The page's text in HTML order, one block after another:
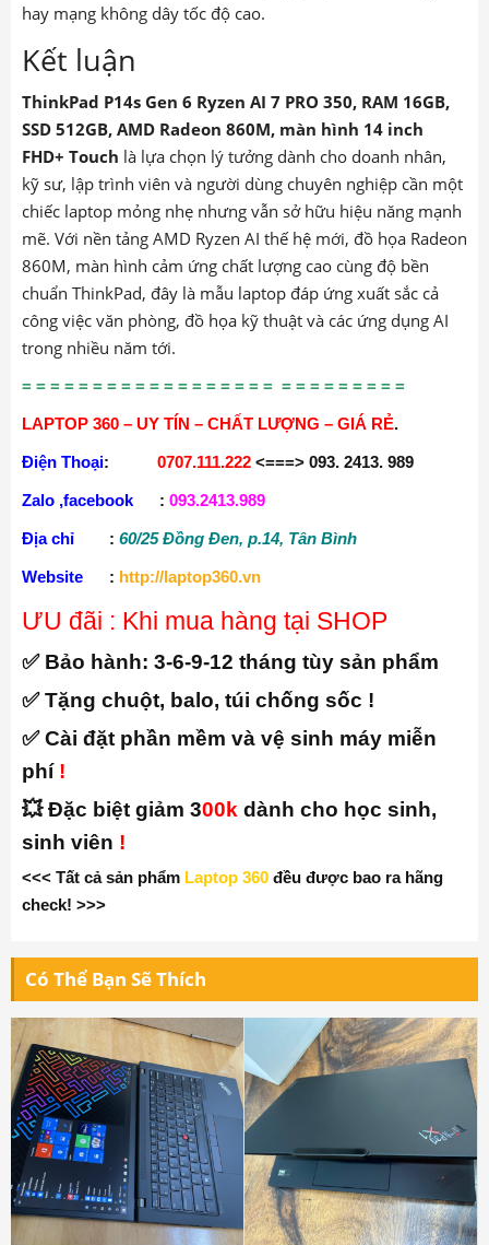
hay mạng không dây tốc độ cao.
Kết luận
ThinkPad P14s Gen 6 Ryzen AI 7 PRO 350, RAM 16GB,
SSD 512GB, AMD Radeon 860M, màn hình 14 inch
FHD+ Touch là lựa chọn lý tưởng dành cho doanh nhân,
kỹ sư, lập trình viên và người dùng chuyên nghiệp cần một
chiếc laptop mỏng nhẹ nhưng vẫn sở hữu hiệu năng mạnh
mẽ. Với nền tảng AMD Ryzen AI thế hệ mới, đồ họa Radeon
860M, màn hình cảm ứng chất lượng cao cùng độ bền
chuẩn ThinkPad, đây là mẫu laptop đáp ứng xuất sắc cả
công việc văn phòng, đồ họa kỹ thuật và các ứng dụng AI
trong nhiều năm tới.
= = = = = = = = = = = = = = = = = = = = = = = = = = =
LAPTOP 360 – UY TÍN – CHẤT LƯỢNG – GIÁ RẺ.
Điện Thoại: 0707.111.222 <===> 093. 2413. 989
Zalo ,facebook : 093.2413.989
Địa chỉ : 60/25 Đồng Đen, p.14, Tân Bình
Website : http://laptop360.vn
ƯU đãi : Khi mua hàng tại SHOP
✅ Bảo hành: 3-6-9-12 tháng tùy sản phẩm
✅ Tặng chuột, balo, túi chống sốc !
✅ Cài đặt phần mềm và vệ sinh máy miễn
phí !
💥 Đặc biệt giảm 300k dành cho học sinh,
sinh viên !
<<< Tất cả sản phẩm Laptop 360 đều được bao ra hãng
check! >>>
Có Thể Bạn Sẽ Thích